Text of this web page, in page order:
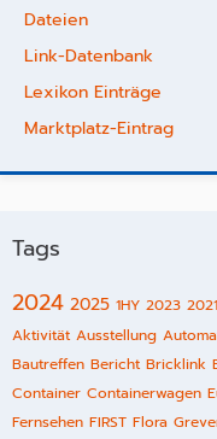
Dateien
Link-Datenbank
Lexikon Einträge
Marktplatz-Eintrag
Tags
2024 2025 1HY 2023 2021
Aktivität Ausstellung
Bautreffen Bericht Bricklink
Container Containerwagen
Fernsehen FIRST Flora